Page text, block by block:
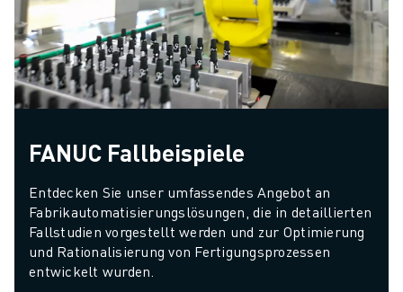
FANUC Fallbeispiele
Entdecken Sie unser umfassendes Angebot an
Fabrikautomatisierungslösungen, die in detaillierten
Fallstudien vorgestellt werden und zur Optimierung
und Rationalisierung von Fertigungsprozessen
entwickelt wurden.